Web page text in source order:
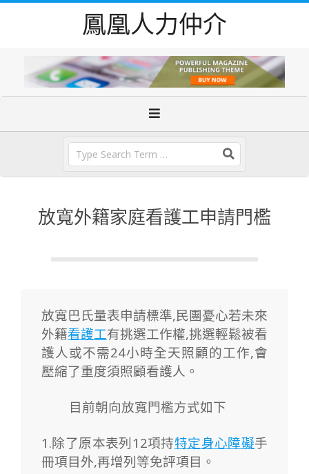
鳳凰人力仲介
放寬外籍家庭看護工申請門檻
放寬巴氏量表申請標準,民團憂心若未來
外籍看護工有挑選工作權,挑選輕鬆被看
護人或不需24小時全天照顧的工作,會
壓縮了重度須照顧看護人。
目前朝向放寬門檻方式如下
1.除了原本表列12項持特定身心障礙手
冊項目外,再增列等免評項目。